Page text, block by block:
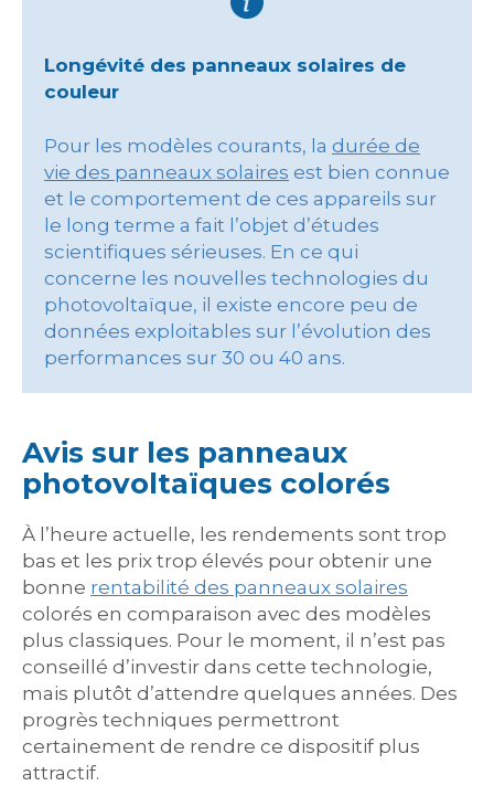
Longévité des panneaux solaires de
couleur
Pour les modèles courants, la durée de
vie des panneaux solaires est bien connue
et le comportement de ces appareils sur
le long terme a fait l’objet d’études
scientifiques sérieuses. En ce qui
concerne les nouvelles technologies du
photovoltaïque, il existe encore peu de
données exploitables sur l’évolution des
performances sur 30 ou 40 ans.
Avis sur les panneaux
photovoltaïques colorés
À l’heure actuelle, les rendements sont trop
bas et les prix trop élevés pour obtenir une
bonne rentabilité des panneaux solaires
colorés en comparaison avec des modèles
plus classiques. Pour le moment, il n’est pas
conseillé d’investir dans cette technologie,
mais plutôt d’attendre quelques années. Des
progrès techniques permettront
certainement de rendre ce dispositif plus
attractif.